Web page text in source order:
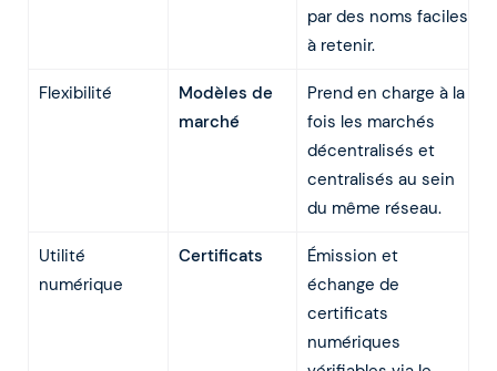
par des noms faciles
à retenir.
Flexibilité
Modèles de
marché
Prend en charge à la
fois les marchés
décentralisés et
centralisés au sein
du même réseau.
Utilité
numérique
Certificats
Émission et
échange de
certificats
numériques